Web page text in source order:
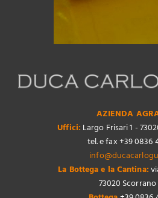
AZIENDA
Uffici: Largo Frisari 1 -
tel. e fax +39 0836
La Bottega e la Cantina:
73020 Scorrano